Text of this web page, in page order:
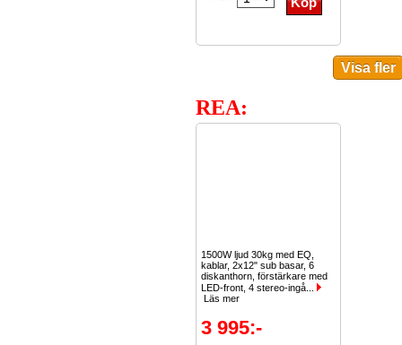
REA:
1500W ljud 30kg med EQ,
kablar, 2x12" sub basar, 6
diskanthorn, förstärkare med
LED-front, 4 stereo-ingå...
Läs mer
3 995:-